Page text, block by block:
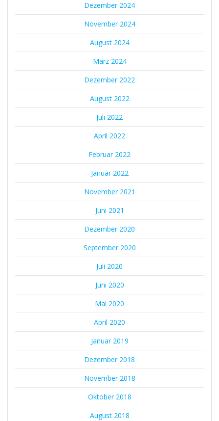
Dezember 2024
November 2024
August 2024
März 2024
Dezember 2022
August 2022
Juli 2022
April 2022
Februar 2022
Januar 2022
November 2021
Juni 2021
Dezember 2020
September 2020
Juli 2020
Juni 2020
Mai 2020
April 2020
Januar 2019
Dezember 2018
November 2018
Oktober 2018
August 2018